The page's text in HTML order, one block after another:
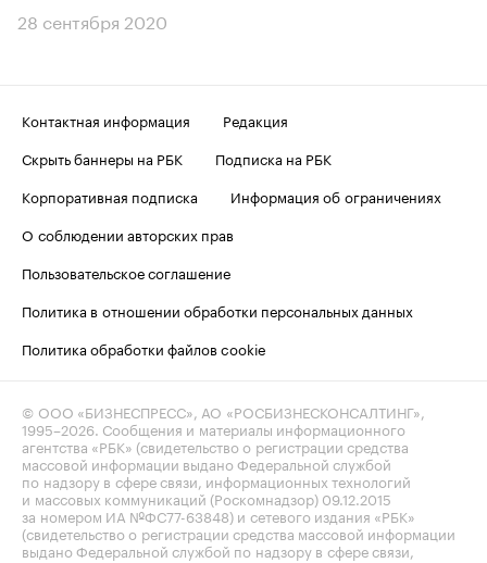
28 сентября 2020
Контактная информация
Редакция
Скрыть баннеры на РБК
Подписка на РБК
Корпоративная подписка
Информация об ограничениях
О соблюдении авторских прав
Пользовательское соглашение
Политика в отношении обработки персональных данных
Политика обработки файлов cookie
© ООО «БИЗНЕСПРЕСС», АО «РОСБИЗНЕСКОНСАЛТИНГ»,
1995–2026. Сообщения и материалы информационного
агентства «РБК» (свидетельство о регистрации средства
массовой информации выдано Федеральной службой
по надзору в сфере связи, информационных технологий
и массовых коммуникаций (Роскомнадзор) 09.12.2015
за номером ИА №ФС77-63848) и сетевого издания «РБК»
(свидетельство о регистрации средства массовой информации
выдано Федеральной службой по надзору в сфере связи,